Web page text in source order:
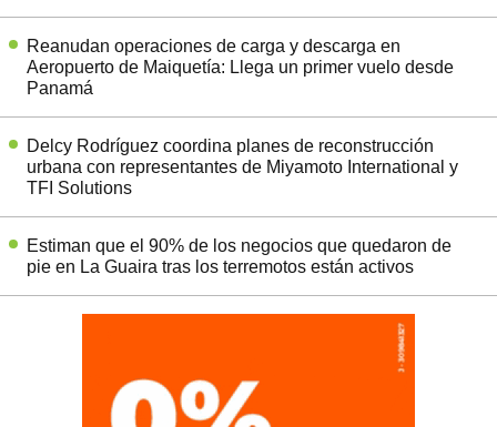
Reanudan operaciones de carga y descarga en
Aeropuerto de Maiquetía: Llega un primer vuelo desde
Panamá
Delcy Rodríguez coordina planes de reconstrucción
urbana con representantes de Miyamoto International y
TFI Solutions
Estiman que el 90% de los negocios que quedaron de
pie en La Guaira tras los terremotos están activos